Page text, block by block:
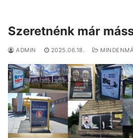
Szeretnénk már
ADMIN 2025.06.18.